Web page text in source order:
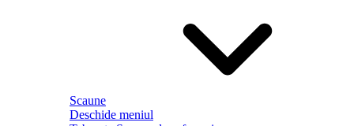
Scaune
Deschide meniul